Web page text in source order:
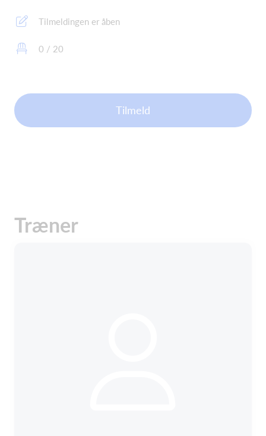
Tilmeldingen er åben
0 / 20
Tilmeld
Træner